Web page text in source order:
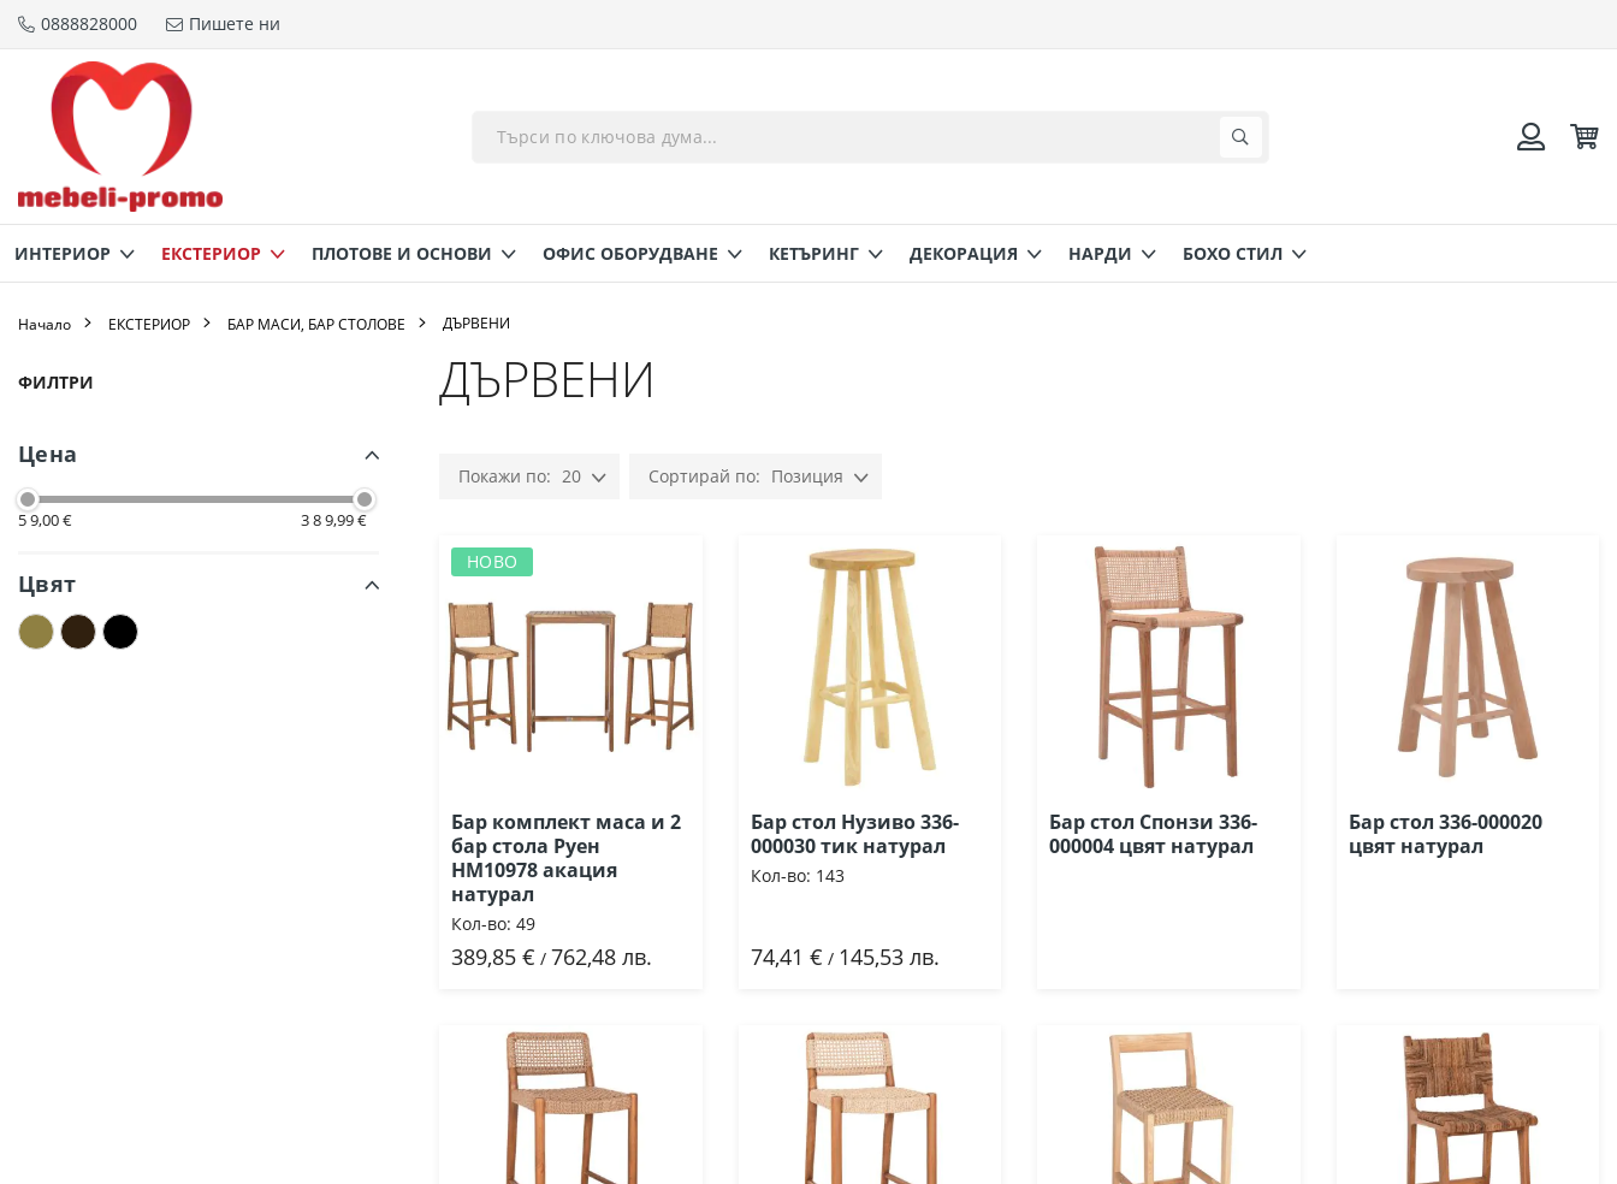
Прескачане
съдържанието
0888828000 Пишете ни
ИНТЕРИОР ЕКСТЕРИОР ПЛОТОВЕ И ОСНОВИ ОФИС ОБОРУДВАНЕ КЕТЪРИНГ ДЕКОРАЦИЯ НАРДИ БОХО СТИЛ
Начало ЕКСТЕРИОР БАР МАСИ, БАР СТОЛОВЕ ДЪРВЕНИ
ДЪРВЕНИ
20 Позиция
НОВО
Бар комплект маса и 2
бар стола Руен
HM10978 акация
натурал
Кол-во: 49
389,85 € / 762,48 лв.
Добави
Бар стол Нузиво 336-
000030 тик натурал
Кол-во: 143
74,41 € / 145,53 лв.
Добави
Бар стол Спонзи 336-
000004 цвят натурал
Бар стол 336-000020
цвят натурал
по
ФИЛТРИ
Цена
5 9,00 € 3 8 9,99 €
Цвят